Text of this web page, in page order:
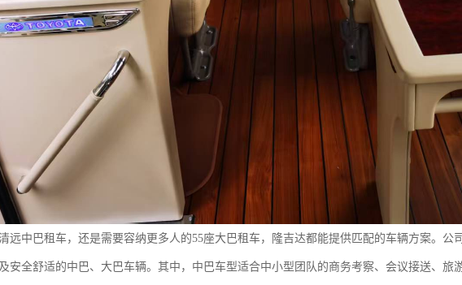
远中巴租车，还是需要容纳更多人的55座大巴租车，隆吉达都能提供匹配的车辆方案。
安全舒适的中巴、大巴车辆。其中，中巴车型适合中小型团队的商务考察、会议接送、旅